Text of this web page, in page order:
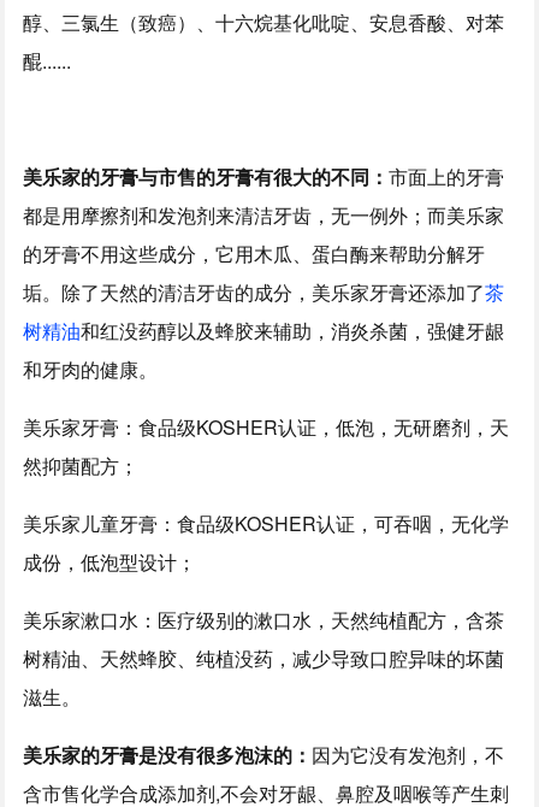
醇、三氯生（致癌）、十六烷基化吡啶、安息香酸、对苯
醌......
美乐家的牙膏与市售的牙膏有很大的不同：市面上的牙膏
都是用摩擦剂和发泡剂来清洁牙齿，无一例外；而美乐家
的牙膏不用这些成分，它用木瓜、蛋白酶来帮助分解牙
垢。除了天然的清洁牙齿的成分，美乐家牙膏还添加了茶
树精油和红没药醇以及蜂胶来辅助，消炎杀菌，强健牙龈
和牙肉的健康。
美乐家牙膏：食品级KOSHER认证，低泡，无研磨剂，天
然抑菌配方；
美乐家儿童牙膏：食品级KOSHER认证，可吞咽，无化学
成份，低泡型设计；
美乐家漱口水：医疗级别的漱口水，天然纯植配方，含茶
树精油、天然蜂胶、纯植没药，减少导致口腔异味的坏菌
滋生。
美乐家的牙膏是没有很多泡沫的： 因为它没有发泡剂，不
含市售化学合成添加剂,不会对牙龈、鼻腔及咽喉等产生刺